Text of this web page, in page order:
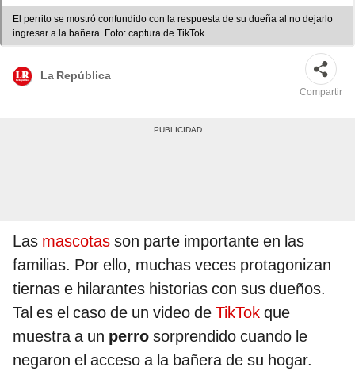
El perrito se mostró confundido con la respuesta de su dueña al no dejarlo
ingresar a la bañera. Foto: captura de TikTok
La República
Compartir
Las mascotas son parte importante en las
familias. Por ello, muchas veces protagonizan
tiernas e hilarantes historias con sus dueños.
Tal es el caso de un video de TikTok que
muestra a un perro sorprendido cuando le
negaron el acceso a la bañera de su hogar.